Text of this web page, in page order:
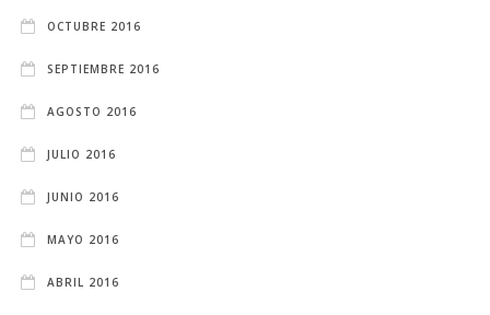
OCTUBRE 2016
SEPTIEMBRE 2016
AGOSTO 2016
JULIO 2016
JUNIO 2016
MAYO 2016
ABRIL 2016